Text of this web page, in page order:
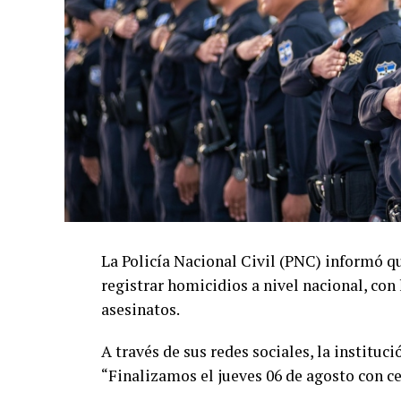
El ministro de Seguridad, Gustavo
acciones para localizar y capturar a
permanezcan activos.
“Todos aquellos que pretendan
impusieron en el pasado, sepan que
cumplir la ley”, afirmó Villatoro.
El funcionario sostuvo que las
últimos años.
La Policía Nacional Civil (PNC) informó
registrar homicidios a nivel nacional,
asesinatos.
A través de sus redes sociales, la
“Finalizamos el jueves 06 de agosto con